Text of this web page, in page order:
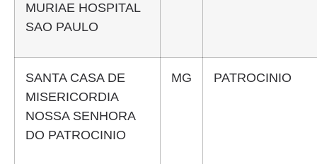
MURIAE HOSPITAL
SAO PAULO
SANTA CASA DE
MISERICORDIA
NOSSA SENHORA
DO PATROCINIO
MG PATROCINIO